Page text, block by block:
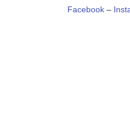
Facebook –